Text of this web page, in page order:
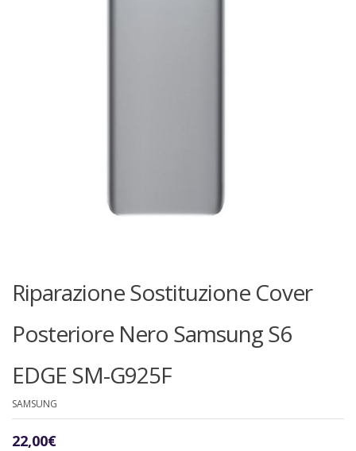
Riparazione Sostituzione Cover
Posteriore Nero Samsung S6
EDGE SM-G925F
SAMSUNG
22,00€